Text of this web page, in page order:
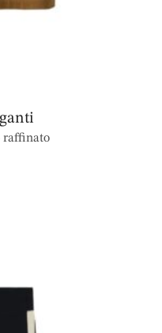
raffinato